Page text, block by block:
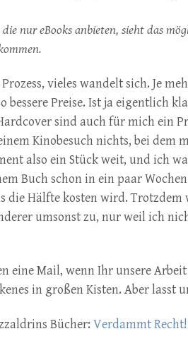
nur eBooks anbieten, sieht das
vieles wandelt sich. Je
bessere Preise. Ist ja eigentlich
sind auch für mich ein
Kinobesuch nichts, bei dem
also ein Stück weit, und ich
Buch schon in ein paar
die Hälfte kosten wird. Trotzdem
umsonst zu, nur weil ich
eine Mail, wenn Ihr unsere
in großen Kisten. Aber lasst
Bücher: Verdammt Recht!